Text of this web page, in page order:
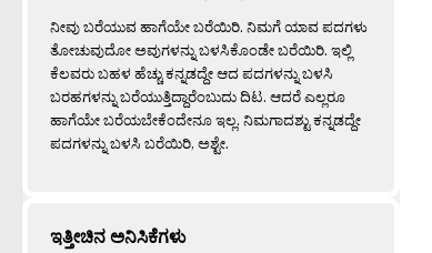
ನೀವು ಬರೆಯುವ ಹಾಗೆಯೇ ಬರೆಯಿರಿ. ನಿಮಗೆ ಯಾವ ಪದಗಳು
ತೋಚುವುದೋ ಅವುಗಳನ್ನು ಬಳಸಿಕೊಂಡೇ ಬರೆಯಿರಿ. ಇಲ್ಲಿ
ಕೆಲವರು ಬಹಳ ಹೆಚ್ಚು ಕನ್ನಡದ್ದೇ ಆದ ಪದಗಳನ್ನು ಬಳಸಿ
ಬರಹಗಳನ್ನು ಬರೆಯುತ್ತಿದ್ದಾರೆಂಬುದು ದಿಟ. ಆದರೆ ಎಲ್ಲರೂ
ಹಾಗೆಯೇ ಬರೆಯಬೇಕೆಂದೇನೂ ಇಲ್ಲ. ನಿಮಗಾದಶ್ಟು ಕನ್ನಡದ್ದೇ
ಪದಗಳನ್ನು ಬಳಸಿ ಬರೆಯಿರಿ, ಅಶ್ಟೇ.
ಇತ್ತೀಚಿನ ಅನಿಸಿಕೆಗಳು